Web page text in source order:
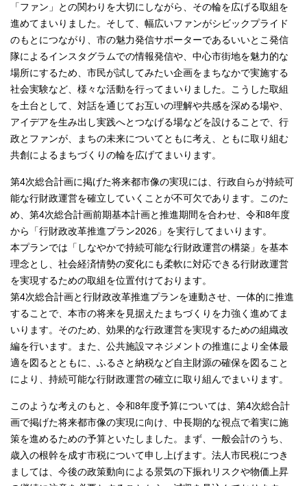
「ファン」との関わりを大切にしながら、その輪を広げる取組を
進めてまいりました。そして、幅広いファンがシビックプライド
のもとにつながり、市の魅力発信サポーターであるいいとこ発信
隊によるインスタグラムでの情報発信や、中心市街地を魅力的な
場所にするため、市民が試してみたい企画をまちなかで実施する
社会実験など、様々な活動を行ってまいりました。こうした取組
を土台として、対話を通じてお互いの理解や共感を深める場や、
アイデアを生み出し実践へとつなげる場などを設けることで、行
政とファンが、まちの未来についてともに考え、ともに取り組む
共創によるまちづくりの輪を広げてまいります。
第4次総合計画に掲げた将来都市像の実現には、行政自らが持続可
能な行財政運営を確立していくことが不可欠であります。このた
め、第4次総合計画前期基本計画と推進期間を合わせ、令和8年度
から「行財政改革推進プラン2026」を実行してまいります。
本プランでは「しなやかで持続可能な行財政運営の構築」を基本
理念とし、社会経済情勢の変化にも柔軟に対応できる行財政運営
を実現するための取組を位置付けております。
第4次総合計画と行財政改革推進プランを連動させ、一体的に推進
することで、本市の将来を見据えたまちづくりを力強く進めてま
いります。そのため、効果的な行政運営を実現するための組織改
編を行います。また、公共施設マネジメントの推進により全体最
適を図るとともに、ふるさと納税など自主財源の確保を図ること
により、持続可能な行財政運営の確立に取り組んでまいります。
このような考えのもと、令和8年度予算については、第4次総合計
画で掲げた将来都市像の実現に向け、中長期的な視点で着実に施
策を進めるための予算といたしました。まず、一般会計のうち、
歳入の根幹を成す市税について申し上げます。法人市民税につき
ましては、今後の政策動向による景気の下振れリスクや物価上昇